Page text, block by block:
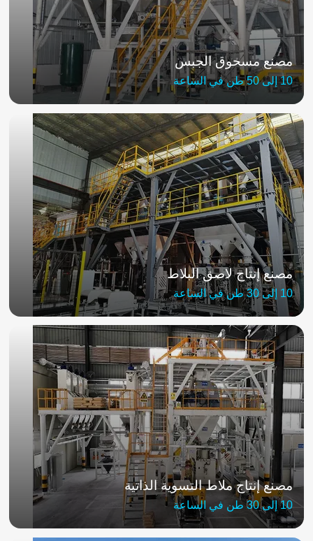
مصنع مسحوق الجبس
10 إلى 50 طن في الساعة
مصنع إنتاج لاصق البلاط
10 إلى 30 طن في الساعة
مصنع إنتاج ملاط التسوية الذاتية
10 إلى 30 طن في الساعة